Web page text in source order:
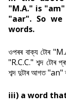
"M.A." is
"aar". So
words.
ওপৰৰ বাক্য টোৰ
"R.C.C." শব্দ টোৰ
শব্দ দুটাৰ আগত "an"
iii) a word